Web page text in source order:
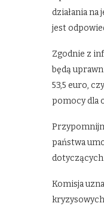
działania
jest
Zgodnie z
będą
53,5 euro,
pomocy dla
państwa
Komisja